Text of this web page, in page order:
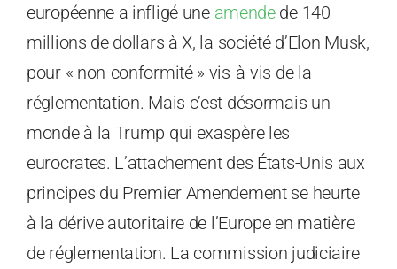
européenne a infligé une amendede 140
millions de dollars à X, la société d’Elon Musk,
pour « non-conformité » vis-à-vis de la
réglementation. Mais c’est désormais un
monde à la Trump qui exaspère les
eurocrates. L’attachement des États-Unis aux
principes du Premier Amendement se heurte
à la dérive autoritaire de l’Europe en matière
de réglementation. La commission judiciaire